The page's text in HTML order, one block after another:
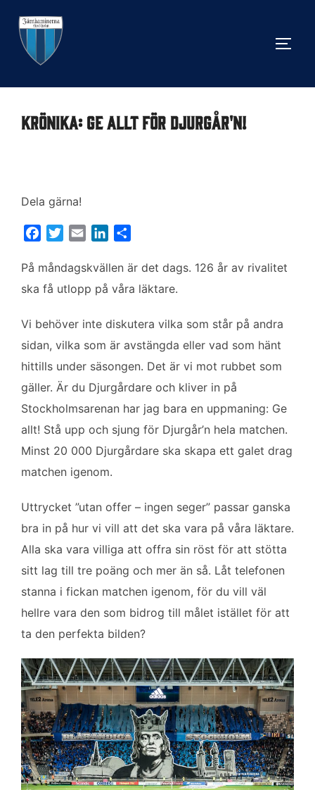
innehåll
Krönika: Ge allt för Djurgår'n!
Dela gärna!
c
e
k
i
t
a
i
l
n
k
d
n
l
a
På måndagskvällen är det dags. 126 år av rivalitet
ska få utlopp på våra läktare.
Vi behöver inte diskutera vilka som står på andra
sidan, vilka som är avstängda eller vad som hänt
hittills under säsongen. Det är vi mot rubbet som
gäller. Är du Djurgårdare och kliver in på
Stockholmsarenan har jag bara en uppmaning: Ge
allt! Stå upp och sjung för Djurgår’n hela matchen.
Minst 20 000 Djurgårdare ska skapa ett galet drag
matchen igenom.
Uttrycket ”utan offer – ingen seger” passar ganska
bra in på hur vi vill att det ska vara på våra läktare.
Alla ska vara villiga att offra sin röst för att stötta
sitt lag till tre poäng och mer än så. Låt telefonen
stanna i fickan matchen igenom, för du vill väl
hellre vara den som bidrog till målet istället för att
ta den perfekta bilden?